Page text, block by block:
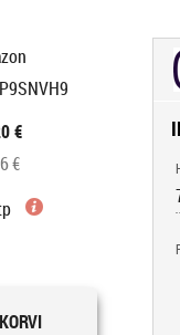
€
€